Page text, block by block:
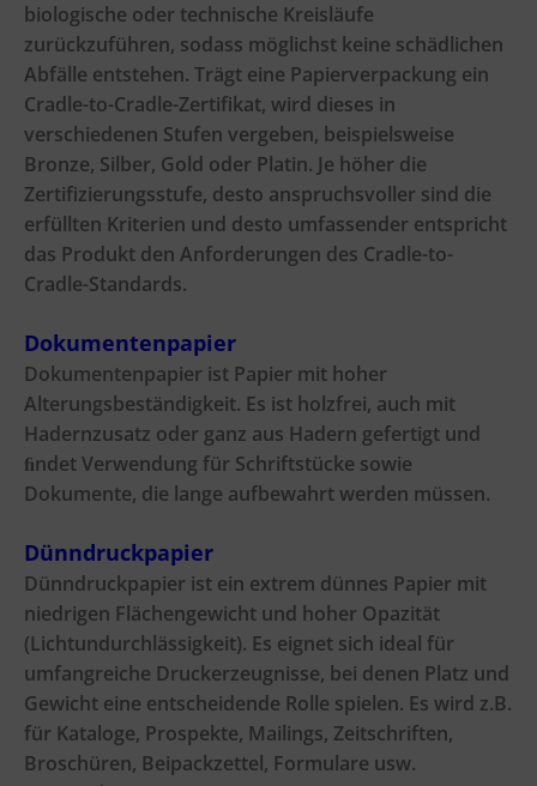
biologische oder technische Kreisläufe
zurückzuführen, sodass möglichst keine schädlichen
Abfälle entstehen. Trägt eine Papierverpackung ein
Cradle-to-Cradle-Zertifikat, wird dieses in
verschiedenen Stufen vergeben, beispielsweise
Bronze, Silber, Gold oder Platin. Je höher die
Zertifizierungsstufe, desto anspruchsvoller sind die
erfüllten Kriterien und desto umfassender entspricht
das Produkt den Anforderungen des Cradle-to-
Cradle-Standards.
Dokumentenpapier
Dokumentenpapier ist Papier mit hoher
Alterungsbeständigkeit. Es ist holzfrei, auch mit
Hadernzusatz oder ganz aus Hadern gefertigt und
ﬁndet Verwendung für Schriftstücke sowie
Dokumente, die lange aufbewahrt werden müssen.
Dünndruckpapier
Dünndruckpapier ist ein extrem dünnes Papier mit
niedrigen Flächengewicht und hoher Opazität
(Lichtundurchlässigkeit). Es eignet sich ideal für
umfangreiche Druckerzeugnisse, bei denen Platz und
Gewicht eine entscheidende Rolle spielen. Es wird z.B.
für Kataloge, Prospekte, Mailings, Zeitschriften,
Broschüren, Beipackzettel, Formulare usw.